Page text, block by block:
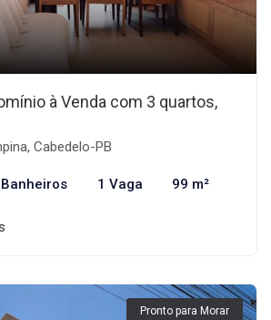
à Venda com 3 quartos,
Cabedelo-PB
1 Vaga 99 m²
Pronto para Morar